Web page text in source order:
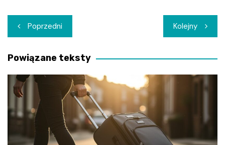
Nawigacja
wpisu
Poprzedni Kolejny
Powiązane teksty